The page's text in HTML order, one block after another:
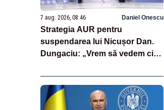
7 aug. 2026, 08:46 Daniel Onescu
Strategia AUR pentru
suspendarea lui Nicușor Dan.
Dungaciu: „Vrem să vedem cine